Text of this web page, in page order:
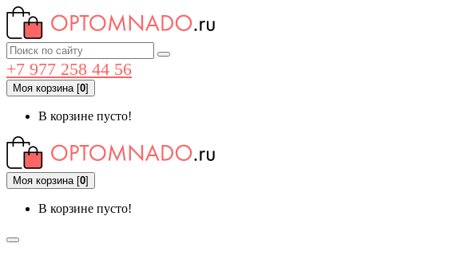
+7 977 258 44 56
Моя корзина[0]
В корзине пусто!
Моя корзина[0]
В корзине пусто!